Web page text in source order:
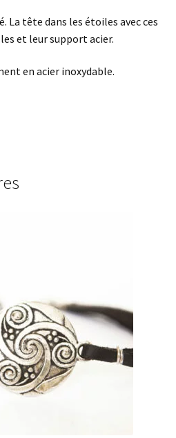
La tête dans les étoiles avec ces
et leur support acier.
en acier inoxydable.